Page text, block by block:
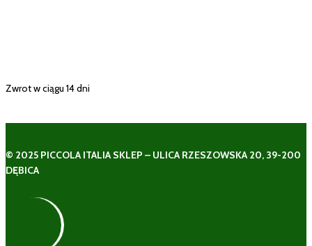
Zwrot w ciągu 14 dni
© 2025 PICCOLA ITALIA SKLEP – ULICA RZESZOWSKA 20, 39-200
DĘBICA